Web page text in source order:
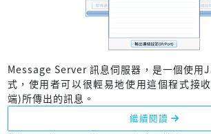
Message Server 訊息伺服器，是一個使用
式，使用者可以很輕易地使用這個程式接
端)所傳出的訊息。
繼續閱讀